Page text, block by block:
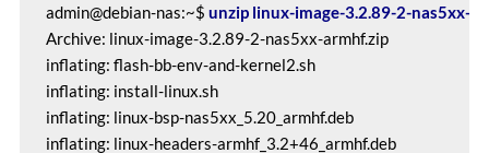
admin@debian-nas:~$ unzip linux-image-3.2.89-2-nas5xx-
Archive: linux-image-3.2.89-2-nas5xx-armhf.zip
inflating: flash-bb-env-and-kernel2.sh
inflating: install-linux.sh
inflating: linux-bsp-nas5xx_5.20_armhf.deb
inflating: linux-headers-armhf_3.2+46_armhf.deb